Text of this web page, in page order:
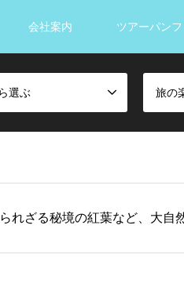
会社案内 ツアーパン
選ぶ 旅の
れざる秘境の紅葉など、大